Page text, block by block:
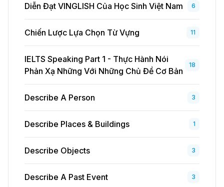
Diễn Đạt VINGLISH Của Học Sinh Việt Nam 6
Chiến Lược Lựa Chọn Từ Vựng 11
IELTS Speaking Part 1 - Thực Hành Nói
Phản Xạ Những Với Những Chủ Đề Cơ Bản
18
Describe A Person 3
Describe Places & Buildings 1
Describe Objects 3
Describe A Past Event 3